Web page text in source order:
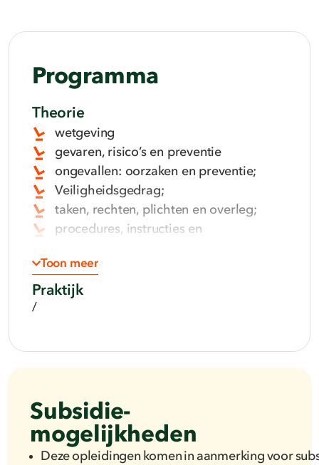
Programma
Theorie
wetgeving
gevaren, risico’s en preventie
ongevallen: oorzaken en preventie;
Veiligheidsgedrag;
taken, rechten, plichten en overleg;
procedures, instructies en
Noodsituaties;
gevaarlijke stoffen;
ergonomische werkplek;
persoonlijke
beschermingsmiddelen (PBM’s).
Toon meer
Praktijk
/
Subsidie­
mogelijkheden
Deze opleidingen komen in aanmerking voor